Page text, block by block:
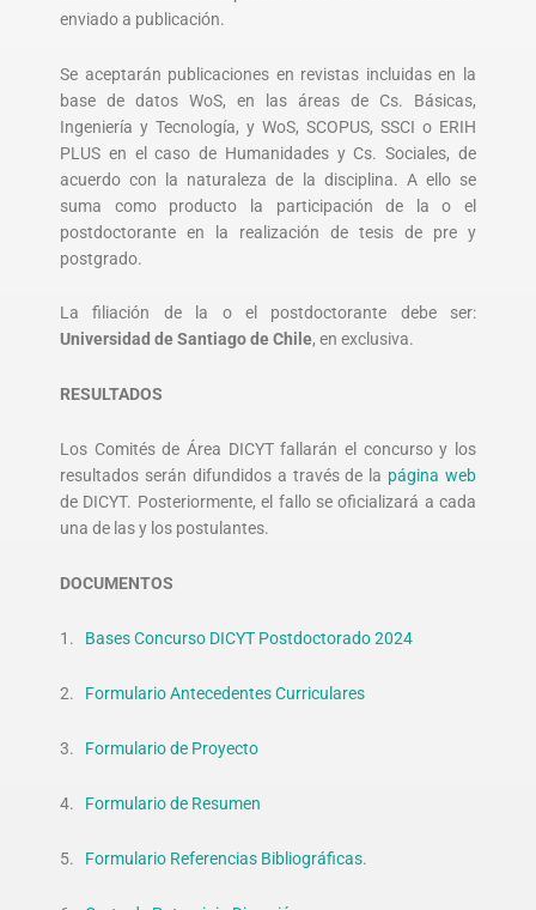
enviado a publicación.
Se aceptarán publicaciones en revistas incluidas en la
base de datos WoS, en las áreas de Cs. Básicas,
Ingeniería y Tecnología, y WoS, SCOPUS, SSCI o ERIH
PLUS en el caso de Humanidades y Cs. Sociales, de
acuerdo con la naturaleza de la disciplina. A ello se
suma como producto la participación de la o el
postdoctorante en la realización de tesis de pre y
postgrado.
La filiación de la o el postdoctorante debe ser:
Universidad de Santiago de Chile, en exclusiva.
RESULTADOS
Los Comités de Área DICYT fallarán el concurso y los
resultados serán difundidos a través de la página web
de DICYT. Posteriormente, el fallo se oficializará a cada
una de las y los postulantes.
DOCUMENTOS
1. Bases Concurso DICYT Postdoctorado 2024
2. Formulario Antecedentes Curriculares
3. Formulario de Proyecto
4. Formulario de Resumen
5. Formulario Referencias Bibliográficas.